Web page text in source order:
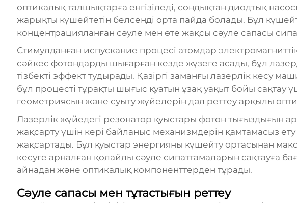
оптикалық талшықтарға енгізіледі, сондықтан диодтық
жарықты күшейтетін белсенді орта пайда болады. Бұл
концентрацияланған сәуле мен өте жақсы сәуле сапасы
Стимулданған испускание процесі атомдар
сәйкес фотондарды шығарған кезде жүзеге асады, бұл
тізбекті эффект тудырады. Қазіргі заманғы лазерлік кесу
бұл процесті тұрақты шығыс қуатын ұзақ уақыт бойы сақтау
геометриясын және суыту жүйелерін дәл реттеу арқылы
Лазерлік жүйедегі резонатор қуыстары фотон тығыздығын
жақсарту үшін кері байланыс механизмдерін қамтамасыз
жақсартады. Бұл қуыстар энергияны күшейту ортасынан
кесуге арналған қолайлы сәуле сипаттамаларын сақтауға
айнадан және оптикалық компоненттерден тұрады.
Сәуле сапасы мен тұтастығын реттеу